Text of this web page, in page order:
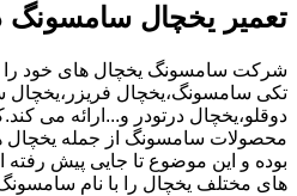
تعمیر یخچال سامسونگ
شرکت سامسونگ یخچال های خود را
تکی سامسونگ،یخچال فریزر،یخچال
دوقلو،یخچال درتودر و...ارائه می
محصولات سامسونگ از جمله یخچال
بوده و این موضوع تا جایی پیش
های مختلف یخچال را با نام